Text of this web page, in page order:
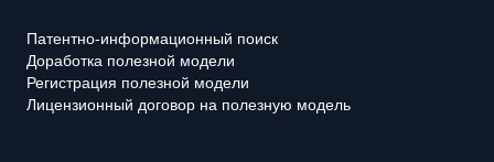
Патентно-информационный поиск
Доработка полезной модели
Регистрация полезной модели
Лицензионный договор на полезную модель